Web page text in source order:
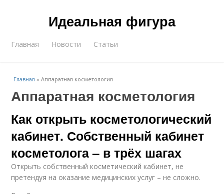
Идеальная фигура
Главная Новости Статьи
Главная »Аппаратная косметология
Аппаратная косметология
Как открыть косметологический
кабинет. Собственный кабинет
косметолога – в трёх шагах
Открыть собственный косметический кабинет, не
претендуя на оказание медицинских услуг – не сложно.